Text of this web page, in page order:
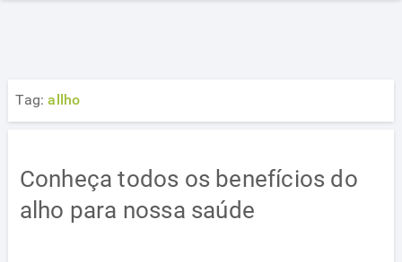
Tag:allho
Conheça todos os benefícios do
alho para nossa saúde